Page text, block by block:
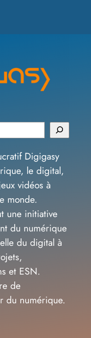
Digigasy
le digital,
vidéos à
monde.
une initiative
du numérique
du digital à
et ESN.
de
du numérique.